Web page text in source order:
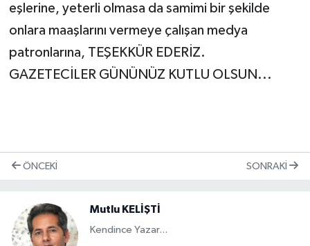
eşlerine, yeterli olmasa da samimi bir şekilde
onlara maaşlarını vermeye çalışan medya
patronlarına, TEŞEKKÜR EDERİZ.
GAZETECİLER GÜNÜNÜZ KUTLU OLSUN...
ÖNCEKI SONRAKI
Mutlu KELİŞTİ
Kendince Yazar...